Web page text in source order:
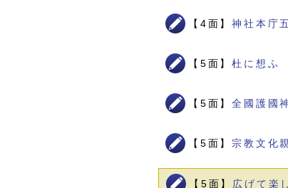
【4面】神社本庁
【5面】杜に想ふ
【5面】全國護國
【5面】 宗教文化
【5面】 広げて楽